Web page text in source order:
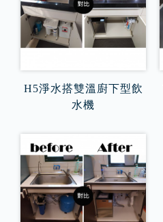
H5淨水搭雙溫廚下型飲
水機